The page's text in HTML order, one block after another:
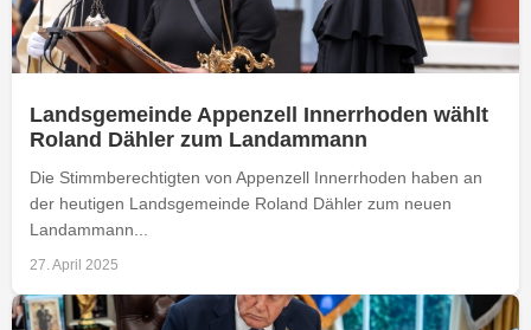
Landsgemeinde Appenzell Innerrhoden wählt
Roland Dähler zum Landammann
Die Stimmberechtigten von Appenzell Innerrhoden haben an
der heutigen Landsgemeinde Roland Dähler zum neuen
Landammann...
27. April 2025